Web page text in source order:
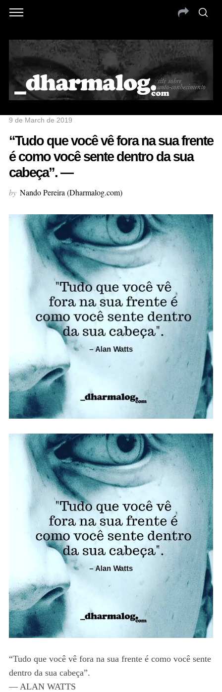
9 de March de 2019
“Tudo que você vê fora na sua frente
é como você sente dentro da sua
cabeça”. —
by Nando Pereira (Dharmalog.com)
“Tudo que você vê fora na sua frente é como você sente
dentro da sua cabeça”.
— ALAN WATTS